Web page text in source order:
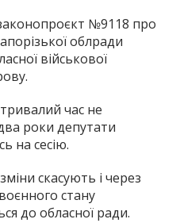
№9118 про
облради
військової
час не
роки депутати
на сесію.
скасують і через
стану
до обласної ради.